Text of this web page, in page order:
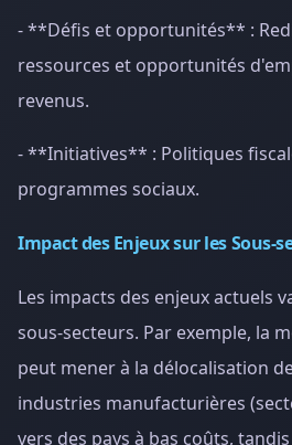
- **Défis et opportunités** :
ressources et opportunités
revenus.
- **Initiatives** : Politiques
programmes sociaux.
Impact des Enjeux sur les Sous-
Les impacts des enjeux actuels
sous-secteurs. Par exemple, la
peut mener à la délocalisation
industries manufacturières
vers des pays à bas coûts,